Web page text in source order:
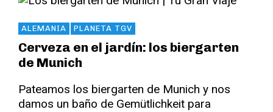
ALEMANIA PLANETA TGV
Cerveza en el jardín: los biergarten
de Munich
Pateamos los biergarten de Munich y nos
damos un baño de Gemütlichkeit para